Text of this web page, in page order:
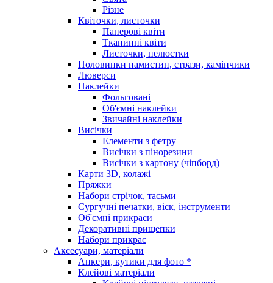
Різне
Квіточки, листочки
Паперові квіти
Тканинні квіти
Листочки, пелюстки
Половинки намистин, стрази, камінчики
Люверси
Наклейки
Фольговані
Об'ємні наклейки
Звичайні наклейки
Висічки
Елементи з фетру
Висічки з пінорезини
Висічки з картону (чіпборд)
Карти 3D, колажі
Пряжки
Набори стрічок, тасьми
Сургучні печатки, віск, інструменти
Об'ємні прикраси
Декоративні прищепки
Набори прикрас
Аксесуари, матеріали
Анкери, кутики для фото *
Клейові матеріали